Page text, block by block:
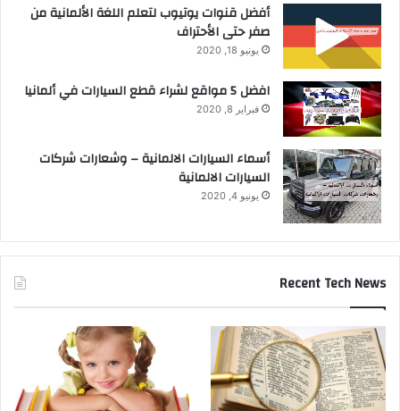
أفضل قنوات يوتيوب لتعلم اللغة الألمانية من
صفر حتى الأحتراف
يونيو 18, 2020
افضل 5 مواقع لشراء قطع السيارات في ألمانيا
فبراير 8, 2020
أسماء السيارات الالمانية – وشعارات شركات
السيارات الالمانية
يونيو 4, 2020
Recent Tech News